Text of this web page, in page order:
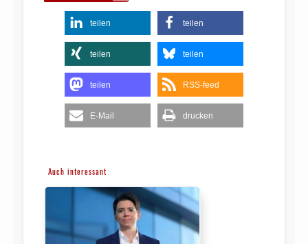
teilen teilen
teilen teilen
teilen RSS-feed
E-Mail drucken
Auch interessant